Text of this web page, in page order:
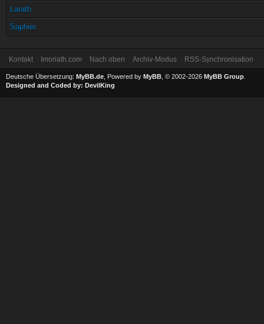
Larath
Saphier
Kontakt Imoriath.com Nach oben Archiv-Modus RSS-Synchronisation
Deutsche Übersetzung: MyBB.de , Powered by MyBB , © 2002-2026 MyBB Group
Designed and Coded by: DevilKing